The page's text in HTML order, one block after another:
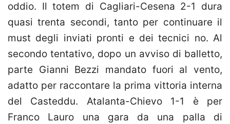
oddio. Il totem di Cagliari-Cesena 2-1 dura
quasi trenta secondi, tanto per continuare il
must degli inviati pronti e dei tecnici no. Al
secondo tentativo, dopo un avviso di balletto,
parte Gianni Bezzi mandato fuori al vento,
adatto per raccontare la prima vittoria interna
del Casteddu. Atalanta-Chievo 1-1 è per
Franco Lauro una gara da una palla di